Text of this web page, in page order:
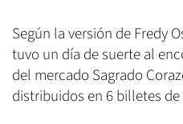
Según la versión de Fredy
tuvo un día de suerte al
del mercado Sagrado
distribuidos en 6 billetes de